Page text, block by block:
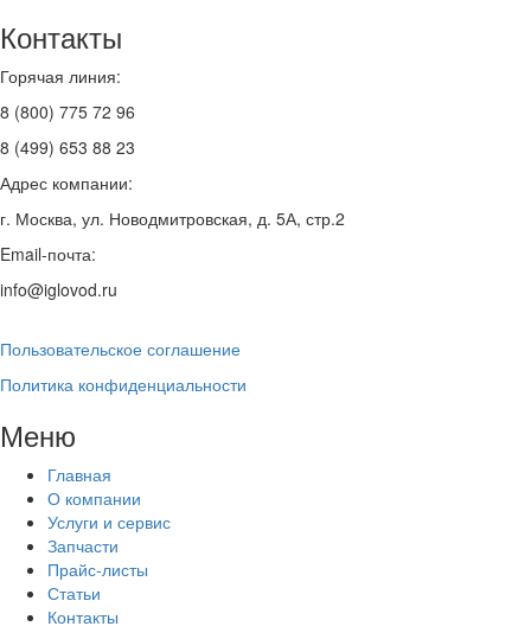
Контакты
Горячая линия:
8 (800) 775 72 96
8 (499) 653 88 23
Адрес компании:
г. Москва, ул. Новодмитровская, д. 5А, стр.2
Email-почта:
info@iglovod.ru
Пользовательское соглашение
Политика конфиденциальности
Меню
Главная
О компании
Услуги и сервис
Запчасти
Прайс-листы
Статьи
Контакты